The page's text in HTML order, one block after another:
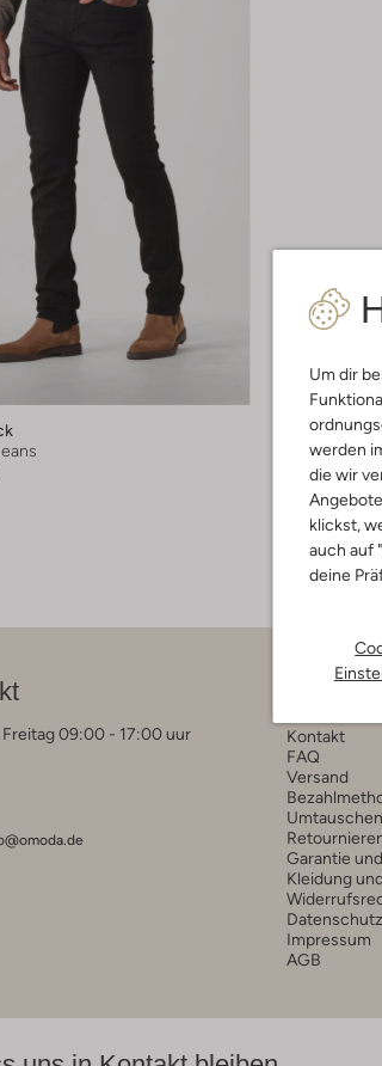
Um dir
werden
die wir
klickst,
auch auf
deine
09:00 - 17:00 uur
Kontakt
FAQ
Versand
Garantie
Kleidung
Datenschutz
Impressum
AGB